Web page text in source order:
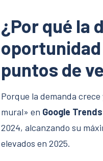
¿Por qué la
puntos de
Porque la demanda
mural» en Google Trends
2024, alcanzando su
elevados en 2025.